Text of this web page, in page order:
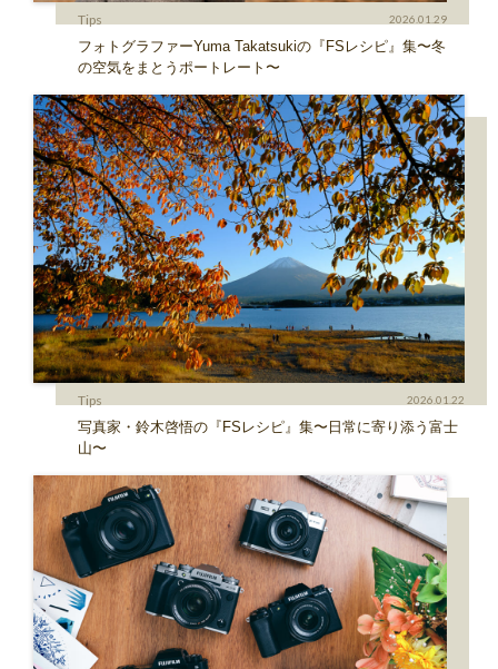
Tips 2026.01.29
フォトグラファーYuma Takatsukiの『FSレシピ』集〜冬
の空気をまとうポートレート〜
Tips 2026.01.22
写真家・鈴木啓悟の『FSレシピ』集〜日常に寄り添う富士
山〜